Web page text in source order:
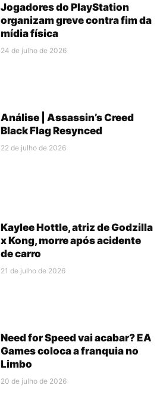
Jogadores do PlayStation
organizam greve contra fim da
mídia física
24 de julho de 2026
Análise | Assassin’s Creed
Black Flag Resynced
22 de julho de 2026
Kaylee Hottle, atriz de Godzilla
x Kong, morre após acidente
de carro
21 de julho de 2026
Need for Speed vai acabar? EA
Games coloca a franquia no
Limbo
20 de julho de 2026